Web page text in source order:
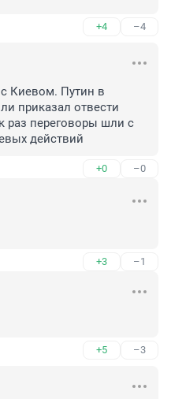
+4 –4
Киевом. Путин в
приказал отвести
раз переговоры шли с
действий
+0 –0
+3 –1
+5 –3